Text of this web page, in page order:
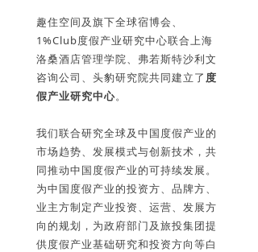
趣住空间及旗下全球宿博会、
1%Club度假产业研究中心联合上海
洛桑酒店管理学院、弗若斯特沙利文
咨询公司、头豹研究院共同建立了 度
假产业研究中心。
我们联合研究全球及中国度假产业的
市场趋势、发展模式与创新技术，共
同推动中国度假产业的可持续发展。
为中国度假产业的投资方、品牌方、
业主方制定产业投资、运营、发展方
向的规划，为政府部门及旅投集团提
供度假产业基础研究和投资方向等白